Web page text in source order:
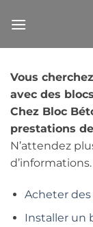
au
Vous
avec des
Chez Bloc
prestations
N’attendez
d’informations.
Acheter
Installer un